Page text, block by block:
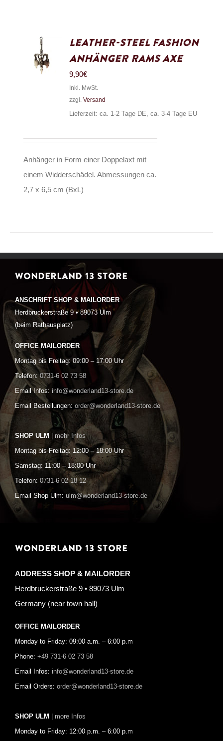
Leather-Steel Fashion
Anhänger Rams Axe
9,90€
Inkl. MwSt.
zzgl.Versand
Lieferzeit: ca. 1-2 Tage DE, ca. 3-4 Tage EU
Anhänger in Form einer Doppelaxt mit
einem Widderschädel. Abmessungen ca.
2,7 x 6,5 cm (BxL)
WONDERLAND 13 STORE
ANSCHRIFT SHOP & MAILORDER
Herdbruckerstraße 9 • 89073 Ulm
(beim Rathausplatz)
OFFICE MAILORDER
Montag bis Freitag: 09:00 – 17:00 Uhr
Telefon: 0731-6 02 73 58
Email Infos: info@wonderland13-store.de
Email Bestellungen: order@wonderland13-store.de
SHOP ULM | mehr Infos
Montag bis Freitag: 12:00 – 18:00 Uhr
Samstag: 11:00 – 18:00 Uhr
Telefon: 0731-6 02 18 12
Email Shop Ulm: ulm@wonderland13-store.de
WONDERLAND 13 STORE
ADDRESS SHOP & MAILORDER
Herdbruckerstraße 9 • 89073 Ulm
Germany (near town hall)
OFFICE MAILORDER
Monday to Friday: 09:00 a.m. – 6:00 p.m
Phone: +49 731-6 02 73 58
Email Infos: info@wonderland13-store.de
Email Orders: order@wonderland13-store.de
SHOP ULM | more Infos
Monday to Friday: 12:00 p.m. – 6:00 p.m